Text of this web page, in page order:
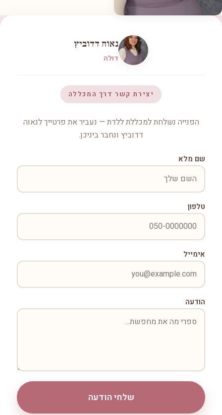
נאוה דדוביץ
דולה
יצירת קשר דרך המכללה
הפנייה נשלחת למכללת ללדת — נעביר את פרטייך לנאוה
דדוביץ ונחבר ביניכן.
שם מלא
טלפון
אימייל
הודעה
שלחי הודעה